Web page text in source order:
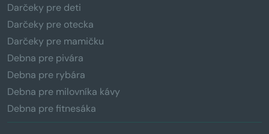
Darčeky pre deti
Darčeky pre otecka
Darčeky pre mamičku
Debna pre pivára
Debna pre rybára
Debna pre milovníka kávy
Debna pre fitnesáka